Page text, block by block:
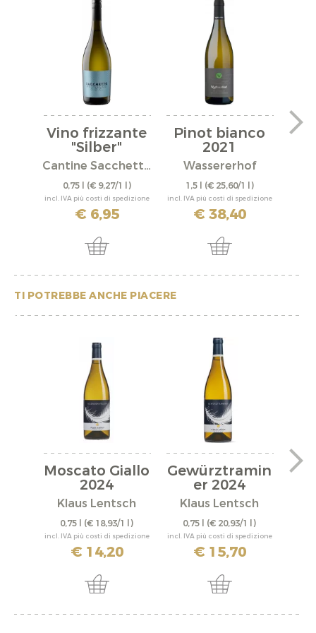
Vino frizzante
"Silber"
Cantine Sacchetto S.r.l.
0,75 l (€ 9,27/1 l)
incl. IVA più costi di spedizione
€ 6,95
Pinot bianco
2021
Wassererhof
1,5 l (€ 25,60/1 l)
incl. IVA più costi di spedizione
€ 38,40
TI POTREBBE ANCHE PIACERE
Moscato Giallo
2024
Klaus Lentsch
0,75 l (€ 18,93/1 l)
incl. IVA più costi di spedizione
€ 14,20
Gewürztramin
er 2024
Klaus Lentsch
0,75 l (€ 20,93/1 l)
incl. IVA più costi di spedizione
€ 15,70